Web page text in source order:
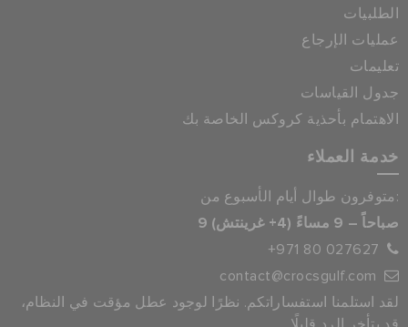
الطلبيات
عمليات الإرجاع
تعليمات
جدول القياسات
الاهتمام بأحذية كروكس الخاصة بك
خدمة العملاء
متوفرون طوال أيام الأسبوع من:
9 صباحاً – 9 مساءً (4+ غرينتش)
+971 80 027627
contact@crocsgulf.com
لقد استلمنا استفساراتكم. نظرًا لوجود عطل مؤقت في النظام،
قد يتأخر الرد قليلًا